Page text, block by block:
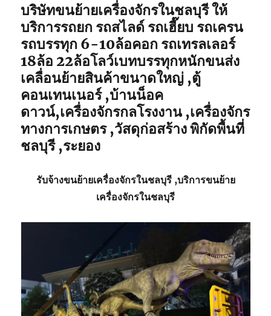
บริษัทขนย้ายเครื่องจักรในชลบุรี ให้
บริการรถยก รถสไลด์ รถเฮี๊ยบ รถเครน
รถบรรทุก 6-10ล้อคอก รถเทรลเลอร์
18ล้อ 22ล้อโลว์เบทบรรทุกหนักขนส่ง
เคลื่อนย้ายสินค้าขนาดใหญ่ ,ตู้
คอนเทนเนอร์ ,บ้านน็อค
ดาวน์,เครื่องจักรกลโรงงาน ,เครื่องจักร
ทางการเกษตร ,วัสดุก่อสร้าง พิกัดพื้นที่
ชลบุรี ,ระยอง
รับจ้างขนย้ายเครื่องจักรในชลบุรี,บริการขนย้าย
เครื่องจักรในชลบุรี